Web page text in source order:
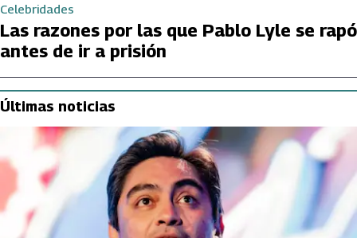
Celebridades
Las razones por las que Pablo Lyle se rapó
antes de ir a prisión
Últimas noticias